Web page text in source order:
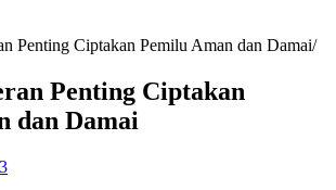
Penting Ciptakan Pemilu Aman dan Damai
Penting Ciptakan
dan Damai